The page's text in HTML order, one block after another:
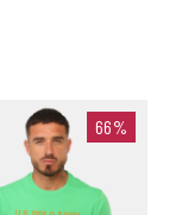
66%